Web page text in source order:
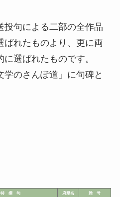
投句による二部の全作品
ばれたものより、更に両
選ばれたものです。
のさんぽ道」に句碑と
特 撰 句 府県名 雅 号